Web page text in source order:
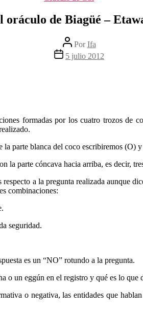
oráculo de Biagüé –
Autor
de
la
PorIfa
Fecha5 julio 2012
formadas por los cuatro trozos de
parte blanca del coco escribiremos (O)
la parte cóncava hacia arriba, es decir,
a la pregunta realizada aunque
combinaciones:
seguridad.
es un “NO” rotundo a la pregunta.
un eggún en el registro y qué es lo que
o negativa, las entidades que